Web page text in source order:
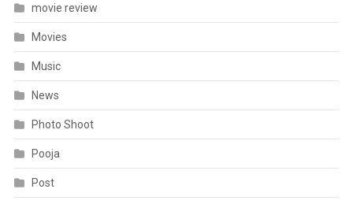
movie review
Movies
Music
News
Photo Shoot
Pooja
Post